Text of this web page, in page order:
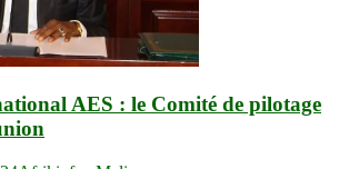
AES : le Comité de pilotage